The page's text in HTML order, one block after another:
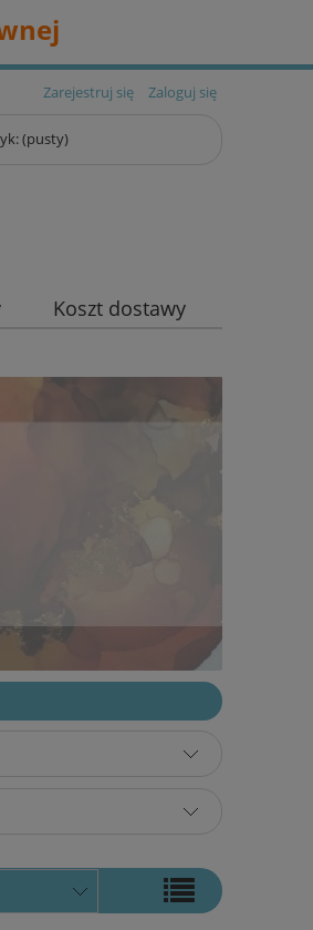
Zarejestruj się Zaloguj się
(pusty)
Koszt dostawy